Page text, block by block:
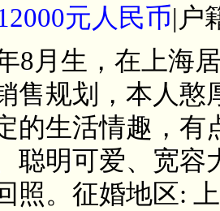
元人民币|户
8月生，在上海
售规划，本人憨
的生活情趣，有
聪明可爱、宽
照。征婚地区: